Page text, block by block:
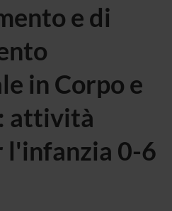
e di
in Corpo e
attività
l'infanzia 0-6